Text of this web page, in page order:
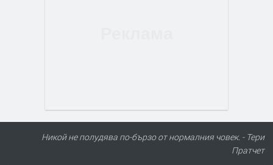
Никой не полудява по-бързо от нормалния човек. - Тери
Пратчет